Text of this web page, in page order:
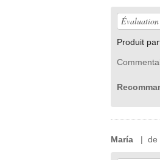
Produit
María | de